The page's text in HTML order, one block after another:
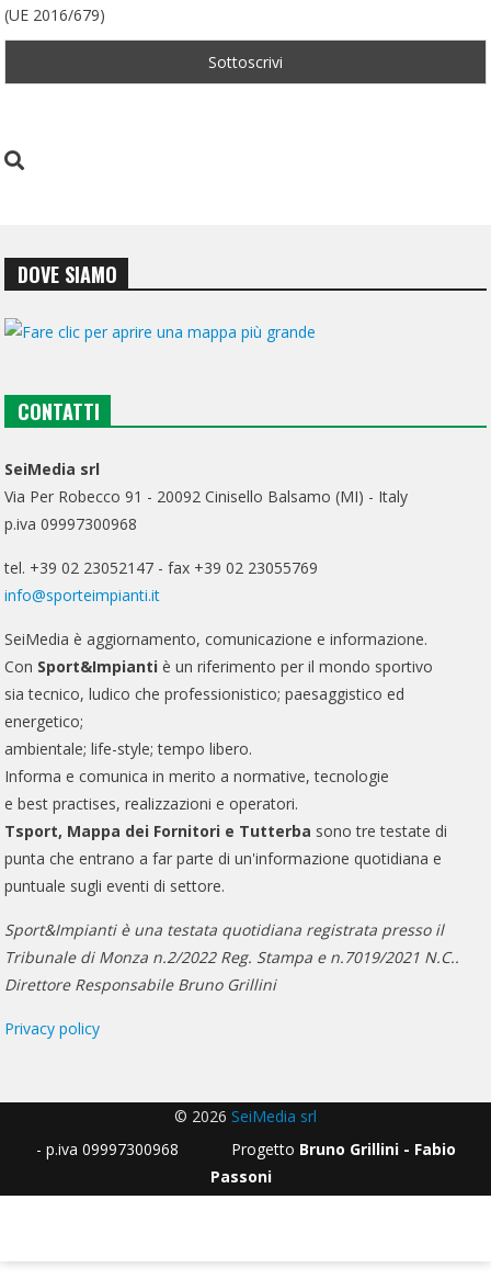
(UE 2016/679)
DOVE SIAMO
CONTATTI
SeiMedia srl
Via Per Robecco 91 - 20092 Cinisello Balsamo (MI) - Italy
p.iva 09997300968
tel. +39 02 23052147 - fax +39 02 23055769
info@sporteimpianti.it
SeiMedia è aggiornamento, comunicazione e informazione.
Con Sport&Impianti è un riferimento per il mondo sportivo
sia tecnico, ludico che professionistico; paesaggistico ed
energetico;
ambientale; life-style; tempo libero.
Informa e comunica in merito a normative, tecnologie
e best practises, realizzazioni e operatori.
Tsport, Mappa dei Fornitori e Tutterba sono tre testate di
punta che entrano a far parte di un'informazione quotidiana e
puntuale sugli eventi di settore.
Sport&Impianti è una testata quotidiana registrata presso il
Tribunale di Monza n.2/2022 Reg. Stampa e n.7019/2021 N.C..
Direttore Responsabile Bruno Grillini
Privacy policy
© 2026 SeiMedia srl
- p.iva 09997300968 Progetto Bruno Grillini - Fabio
Passoni